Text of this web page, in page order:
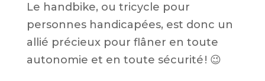
Le handbike, ou tricycle pour
personnes handicapées, est donc un
allié précieux pour flâner en toute
autonomie et en toute sécurité ! 😉